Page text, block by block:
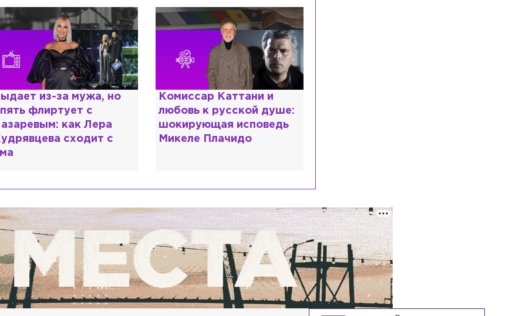
Каттани и
к русской душе:
исповедь
Плачидо
Специалист с напрасным
дипломом: почему мир
разочаровался в высшем
образовании?